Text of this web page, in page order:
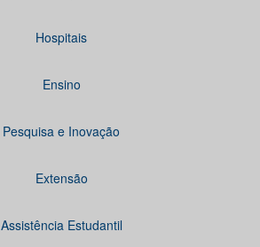
Hospitais
Ensino
Pesquisa e Inovação
Extensão
Assistência Estudantil